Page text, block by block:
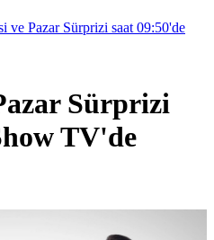
ve Pazar Sürprizi saat 09:50'de
Sürprizi
TV'de